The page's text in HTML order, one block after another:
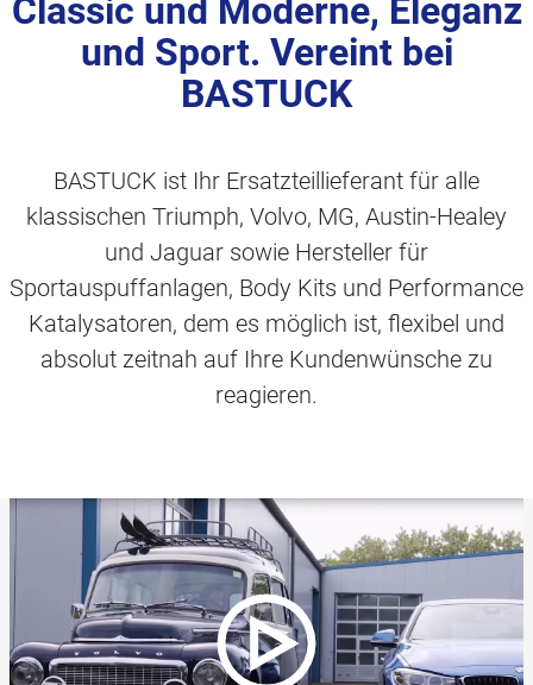
Classic und Moderne, Eleganz
und Sport. Vereint bei
BASTUCK
BASTUCK ist Ihr Ersatzteillieferant für alle
klassischen Triumph, Volvo, MG, Austin-Healey
und Jaguar sowie Hersteller für
Sportauspuffanlagen, Body Kits und Performance
Katalysatoren, dem es möglich ist, flexibel und
absolut zeitnah auf Ihre Kundenwünsche zu
reagieren.